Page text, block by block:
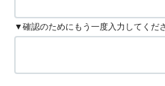
▼確認のためにもう一度入力してくださ